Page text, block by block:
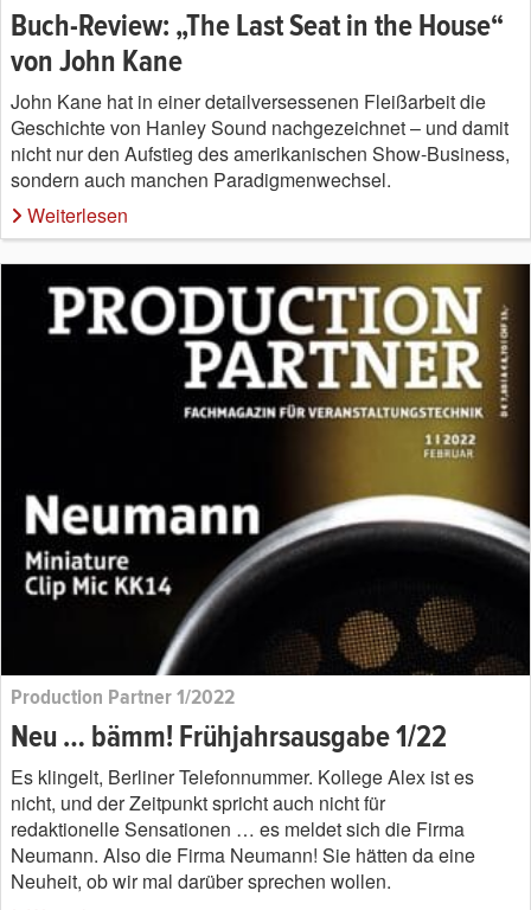
Buch-Review: „The Last Seat in the House“
von John Kane
John Kane hat in einer detailversessenen Fleißarbeit die
Geschichte von Hanley Sound nachgezeichnet – und damit
nicht nur den Aufstieg des amerikanischen Show-Business,
sondern auch manchen Paradigmenwechsel.
Weiterlesen
Production Partner 1/2022
Neu … bämm! Frühjahrsausgabe 1/22
Es klingelt, Berliner Telefonnummer. Kollege Alex ist es
nicht, und der Zeitpunkt spricht auch nicht für
redaktionelle Sensationen … es meldet sich die Firma
Neumann. Also die Firma Neumann! Sie hätten da eine
Neuheit, ob wir mal darüber sprechen wollen.